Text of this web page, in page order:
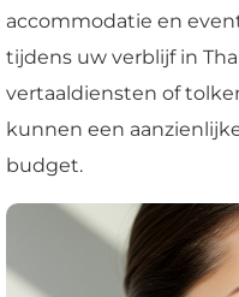
accommodatie en
tijdens uw verblijf in
vertaaldiensten of
kunnen een
budget.